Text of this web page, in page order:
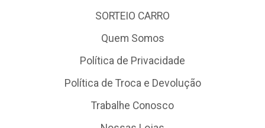
SORTEIO CARRO
Quem Somos
Política de Privacidade
Política de Troca e Devolução
Trabalhe Conosco